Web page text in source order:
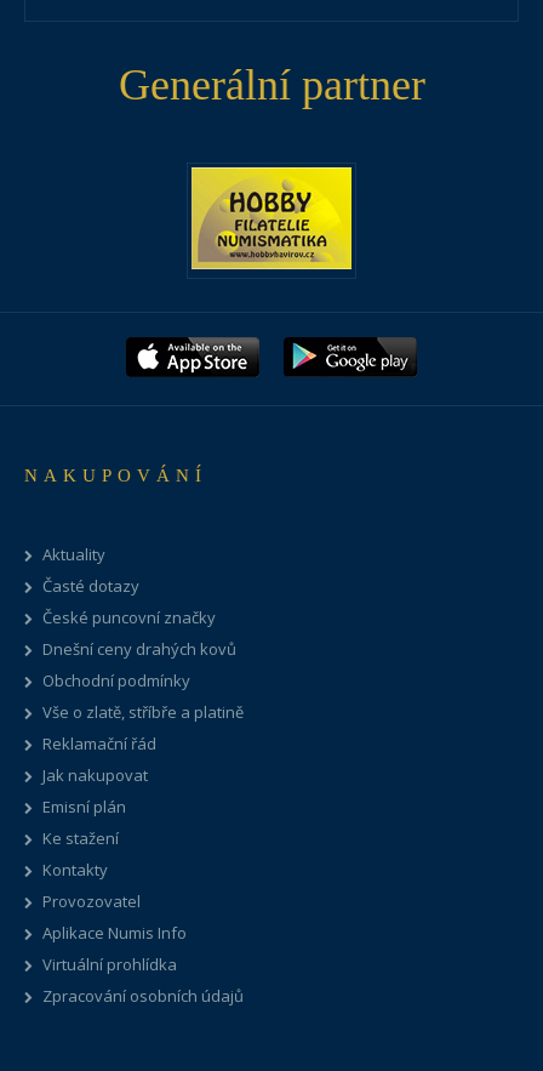
Generální partner
NAKUPOVÁNÍ
Aktuality
Časté dotazy
České puncovní značky
Dnešní ceny drahých kovů
Obchodní podmínky
Vše o zlatě, stříbře a platině
Reklamační řád
Jak nakupovat
Emisní plán
Ke stažení
Kontakty
Provozovatel
Aplikace Numis Info
Virtuální prohlídka
Zpracování osobních údajů